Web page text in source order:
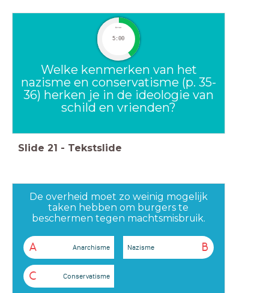
Welke kenmerken van het
nazisme en conservatisme (p. 35-
36) herken je in de ideologie van
schild en vrienden?
timer
5:00
Slide 21 - Tekstslide
De overheid moet zo weinig mogelijk
taken hebben om burgers te
beschermen tegen machtsmisbruik.
A Anarchisme B
Nazisme
C Conservatisme